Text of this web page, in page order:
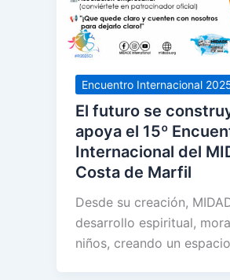
Encuentro Internacional
El futuro se
apoya el 15º
Internacional del
Costa de Marfil
Desde su creación,
desarrollo espiritual,
niños, creando un